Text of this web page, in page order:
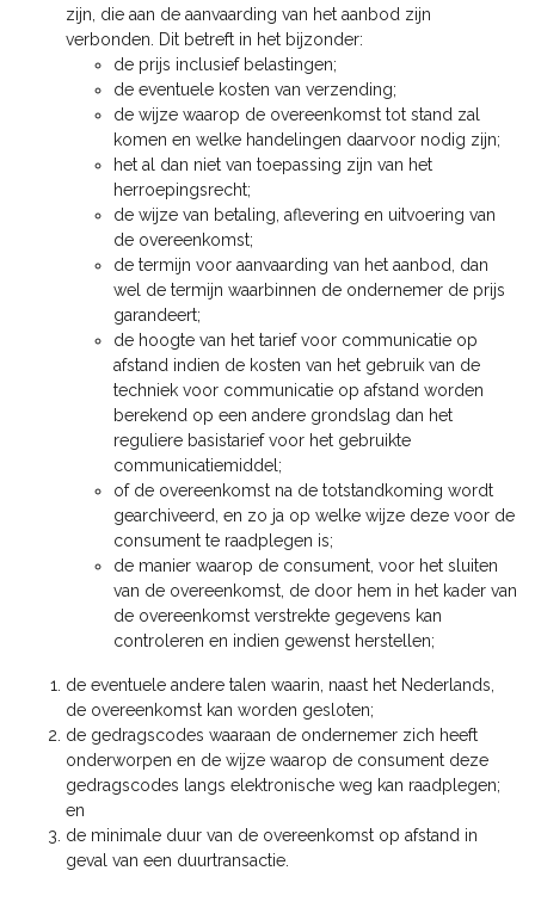
zijn, die aan de aanvaarding van het aanbod zijn
verbonden. Dit betreft in het bijzonder:
de prijs inclusief belastingen;
de eventuele kosten van verzending;
de wijze waarop de overeenkomst tot stand zal
komen en welke handelingen daarvoor nodig zijn;
het al dan niet van toepassing zijn van het
herroepingsrecht;
de wijze van betaling, aflevering en uitvoering van
de overeenkomst;
de termijn voor aanvaarding van het aanbod, dan
wel de termijn waarbinnen de ondernemer de prijs
garandeert;
de hoogte van het tarief voor communicatie op
afstand indien de kosten van het gebruik van de
techniek voor communicatie op afstand worden
berekend op een andere grondslag dan het
reguliere basistarief voor het gebruikte
communicatiemiddel;
of de overeenkomst na de totstandkoming wordt
gearchiveerd, en zo ja op welke wijze deze voor de
consument te raadplegen is;
de manier waarop de consument, voor het sluiten
van de overeenkomst, de door hem in het kader van
de overeenkomst verstrekte gegevens kan
controleren en indien gewenst herstellen;
de eventuele andere talen waarin, naast het Nederlands,
de overeenkomst kan worden gesloten;
de gedragscodes waaraan de ondernemer zich heeft
onderworpen en de wijze waarop de consument deze
gedragscodes langs elektronische weg kan raadplegen;
en
de minimale duur van de overeenkomst op afstand in
geval van een duurtransactie.